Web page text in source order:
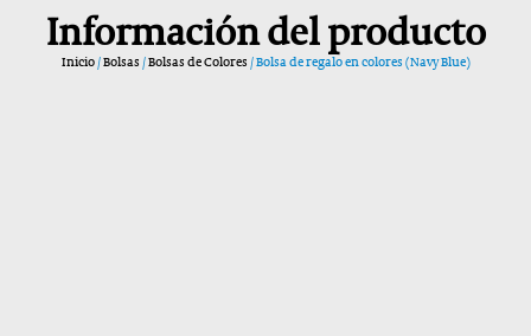
Información del producto
Inicio/Bolsas /Bolsas de Colores / Bolsa de regalo en colores (Navy Blue)